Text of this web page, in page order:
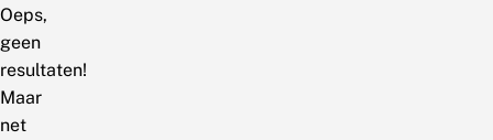
Oeps,
geen
resultaten!
Maar
net